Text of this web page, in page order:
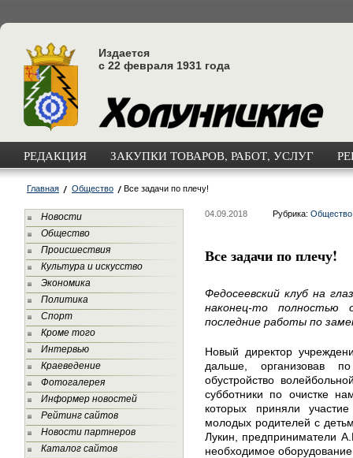
Издается
с 22 февраля 1931 года
РЕДАКЦИЯ ЗАКУПКИ ТОВАРОВ, РАБОТ, УСЛУГ
Главная Общество Все задачи по плечу!
Новости
Общество
Происшествия
Культура и искусство
Экономика
Политика
Спорт
Кроме того
Интервью
Краеведение
Фотогалерея
Информер новостей
Рейтинг сайтов
Новости партнеров
Каталог сайтов
04.09.2018 Рубрика: Общество
Все задачи по плечу!
Федосеевский клуб на
наконец-то полностью
последние работы по
Новый директор
дальше, организовав
обустройство
субботники по очистке
которых приняли
молодых родителей с
Лукин, предприниматели
необходимое